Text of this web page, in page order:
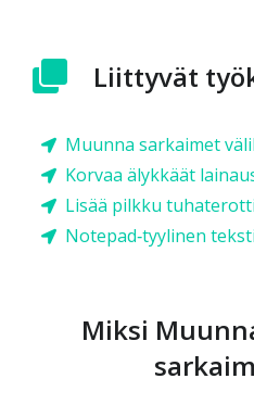
Liittyvät
Muunna sarkaimet
Korvaa älykkäät
Lisää pilkku
Notepad‑tyylinen
Miksi